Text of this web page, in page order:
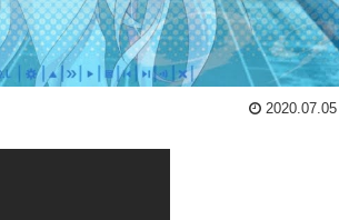
2020.07.05